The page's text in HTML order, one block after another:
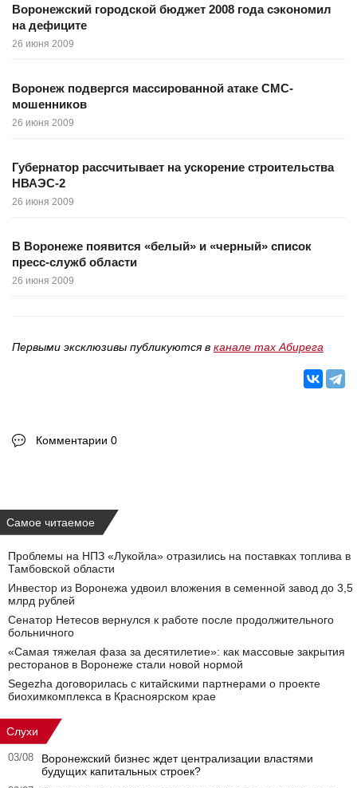
Воронежский городской бюджет 2008 года сэкономил
на дефиците
26 июня 2009
Воронеж подвергся массированной атаке СМС-
мошенников
26 июня 2009
Губернатор рассчитывает на ускорение строительства
НВАЭС-2
26 июня 2009
В Воронеже появится «белый» и «черный» список
пресс-служб области
26 июня 2009
Первыми эксклюзивы публикуются в канале max Абирега
Комментарии 0
Самое читаемое
Проблемы на НПЗ «Лукойла» отразились на поставках топлива в
Тамбовской области
Инвестор из Воронежа удвоил вложения в семенной завод до 3,5
млрд рублей
Сенатор Нетесов вернулся к работе после продолжительного
больничного
«Самая тяжелая фаза за десятилетие»: как массовые закрытия
ресторанов в Воронеже стали новой нормой
Segezha договорилась с китайскими партнерами о проекте
биохимкомплекса в Красноярском крае
Слухи
03/08
Воронежский бизнес ждет централизации властями
будущих капитальных строек?